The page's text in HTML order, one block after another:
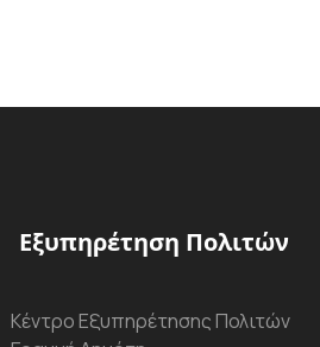
Εξυπηρέτηση Πολιτών
Κέντρο Εξυπηρέτησης Πολιτών